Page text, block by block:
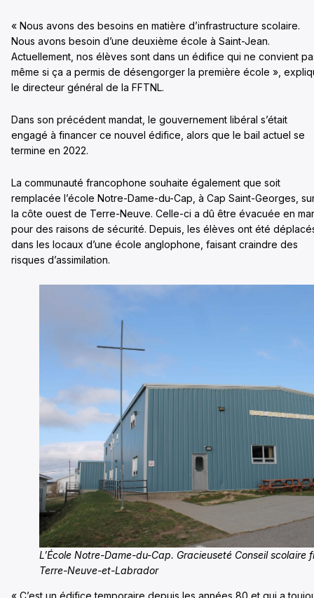
« Nous avons des besoins en matière d’infrastructure scolaire.
Nous avons besoin d’une deuxième école à Saint-Jean.
Actuellement, nos élèves sont dans un édifice qui ne convient
même si ça a permis de désengorger la première école »,
le directeur général de la FFTNL.
Dans son précédent mandat, le gouvernement libéral s’était
engagé à financer ce nouvel édifice, alors que le bail actuel se
termine en 2022.
La communauté francophone souhaite également que soit
remplacée l’école Notre-Dame-du-Cap, à Cap Saint-Georges,
la côte ouest de Terre-Neuve. Celle-ci a dû être évacuée en
pour des raisons de sécurité. Depuis, les élèves ont été
dans les locaux d’une école anglophone, faisant craindre des
risques d’assimilation.
L’École Notre-Dame-du-Cap. Gracieuseté Conseil
Terre-Neuve-et-Labrador
« C’est un édifice temporaire depuis les années 80 et qui a